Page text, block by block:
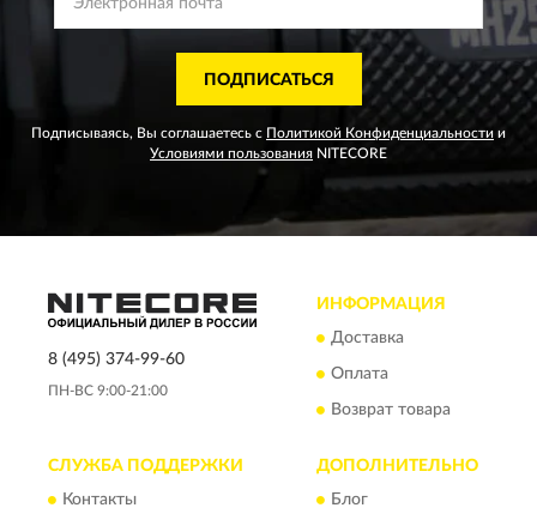
ПОДПИСАТЬСЯ
Подписываясь, Вы соглашаетесь с Политикой Конфиденциальности и
Условиями пользования NITECORE
8 (495) 374-99-60
ПН-ВС 9:00-21:00
ИНФОРМАЦИЯ
Доставка
Оплата
Возврат товара
СЛУЖБА ПОДДЕРЖКИ
Контакты
ДОПОЛНИТЕЛЬНО
Блог